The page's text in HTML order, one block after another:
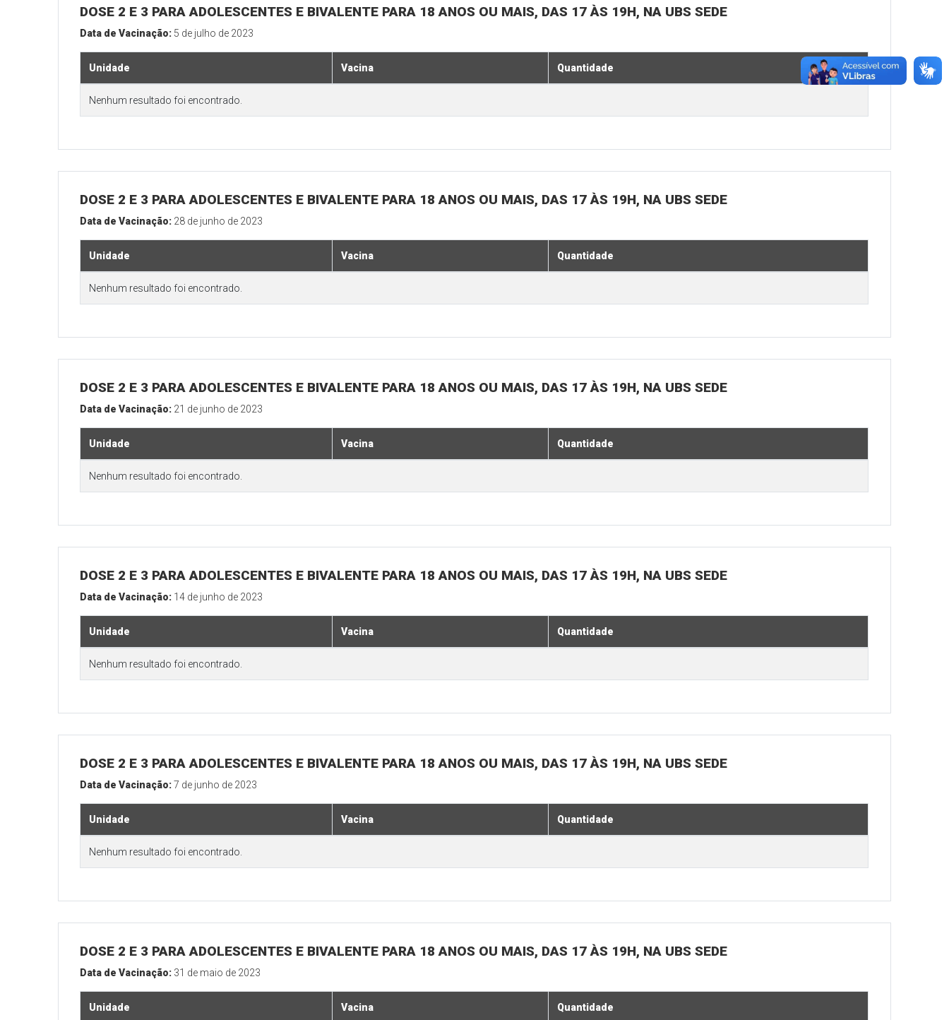
DOSE 2 E 3 PARA ADOLESCENTES E BIVALENTE PARA 18 ANOS OU MAIS, DAS 17 ÀS 19H, NA UBS SEDE
Data de Vacinação: 5 de julho de 2023
Unidade Vacina Quantidade
Nenhum resultado foi encontrado.
DOSE 2 E 3 PARA ADOLESCENTES E BIVALENTE PARA 18 ANOS OU MAIS, DAS 17 ÀS 19H, NA UBS SEDE
Data de Vacinação: 28 de junho de 2023
Unidade Vacina Quantidade
Nenhum resultado foi encontrado.
DOSE 2 E 3 PARA ADOLESCENTES E BIVALENTE PARA 18 ANOS OU MAIS, DAS 17 ÀS 19H, NA UBS SEDE
Data de Vacinação: 21 de junho de 2023
Unidade Vacina Quantidade
Nenhum resultado foi encontrado.
DOSE 2 E 3 PARA ADOLESCENTES E BIVALENTE PARA 18 ANOS OU MAIS, DAS 17 ÀS 19H, NA UBS SEDE
Data de Vacinação: 14 de junho de 2023
Unidade Vacina Quantidade
Nenhum resultado foi encontrado.
DOSE 2 E 3 PARA ADOLESCENTES E BIVALENTE PARA 18 ANOS OU MAIS, DAS 17 ÀS 19H, NA UBS SEDE
Data de Vacinação:7 de junho de 2023
Unidade Vacina Quantidade
Nenhum resultado foi encontrado.
DOSE 2 E 3 PARA ADOLESCENTES E BIVALENTE PARA 18 ANOS OU MAIS, DAS 17 ÀS 19H, NA UBS SEDE
Data de Vacinação: 31 de maio de 2023
Unidade Vacina Quantidade